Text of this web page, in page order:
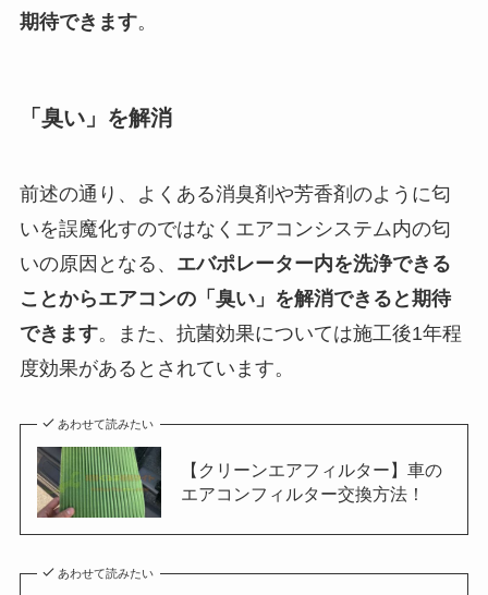
期待できます。
「臭い」を解消
前述の通り、よくある消臭剤や芳香剤のように匂
いを誤魔化すのではなくエアコンシステム内の匂
いの原因となる、 エバポレーター内を洗浄できる
ことからエアコンの「臭い」を解消できると期待
できます。また、抗菌効果については施工後1年程
度効果があるとされています。
あわせて読みたい
【クリーンエアフィルター】車の
エアコンフィルター交換方法！
あわせて読みたい